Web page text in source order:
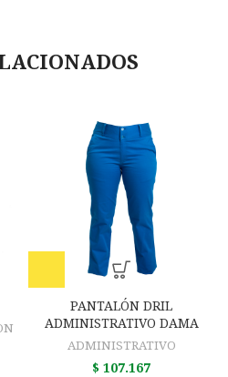
PANTALÓN DRIL
ADMINISTRATIVO DAMA
ADMINISTRATIVO
$ 107.167